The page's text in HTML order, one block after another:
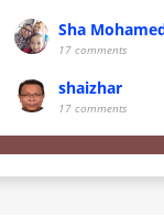
Sha
17 comments
shaizhar
17 comments